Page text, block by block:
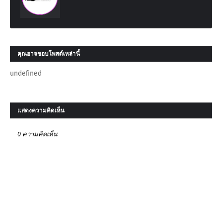
คุณอาจชอบโพสต์เหล่านี้
undefined
แสดงความคิดเห็น
0 ความคิดเห็น